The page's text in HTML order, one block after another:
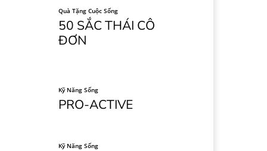
Quà Tặng Cuộc Sống
50 SẮC THÁI CÔ
ĐƠN
Kỹ Năng Sống
PRO-ACTIVE
Kỹ Năng Sống